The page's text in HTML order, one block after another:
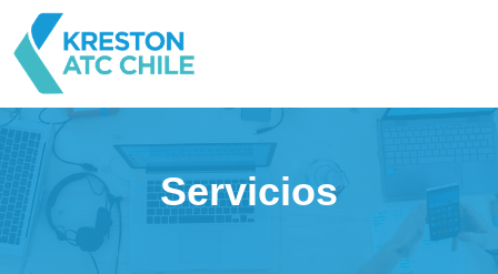
Servicios